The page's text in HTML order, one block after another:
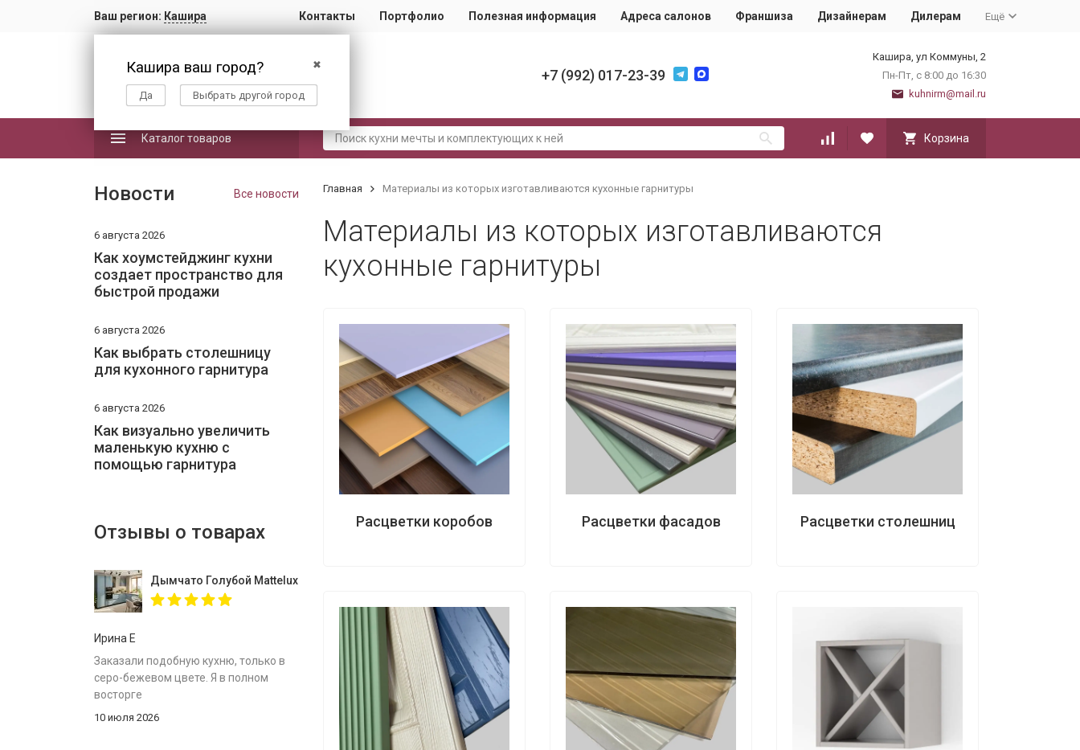
Ваш регион: Кашира
✖
Кашира ваш город?
Да Выбрать другой город
Контакты Портфолио Полезная информация Адреса салонов Франшиза Дизайнерам Дилерам Ещё
+7 (992) 017-23-39
Кашира, ул Коммуны, 2
Пн-Пт, с 8:00 до 16:30
kuhnirm@mail.ru
Каталог товаров Корзина
Главная Материалы из которых изготавливаются кухонные гарнитуры
Материалы из которых изготавливаются
кухонные гарнитуры
Расцветки коробов Расцветки фасадов Расцветки столешниц
Новости Все новости
6 августа 2026
Как хоумстейджинг кухни
создает пространство для
быстрой продажи
6 августа 2026
Как выбрать столешницу
для кухонного гарнитура
6 августа 2026
Как визуально увеличить
маленькую кухню с
помощью гарнитура
Отзывы о товарах
Дымчато Голубой Mattelux профиль Gola 3280х2400
Ирина Е
Заказали подобную кухню, только в
серо-бежевом цвете. Я в полном
восторге
10 июля 2026